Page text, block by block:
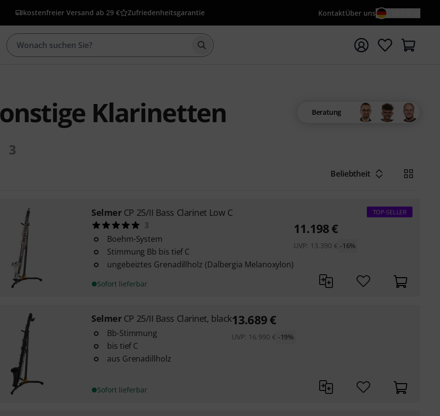
kostenfreier Versand ab 29 € Zufriedenheitsgarantie KontaktÜber uns
Suche mit Suchwort {searchTerm} starten
Klarinetten
3
Beratung
Beliebtheit
Selmer CP 25/II Bass Clarinet Low C
3
Boehm-System
Stimmung Bb bis tief C
ungebeiztes Grenadillholz (Dalbergia Melanoxylon)
Sofort lieferbar
TOP-SELLER
11.198€
UVP: 13.390 € -16%
Selmer CP 25/II Bass Clarinet, black
Bb-Stimmung
bis tief C
aus Grenadillholz
Sofort lieferbar
13.689€
UVP: 16.990 € -19%